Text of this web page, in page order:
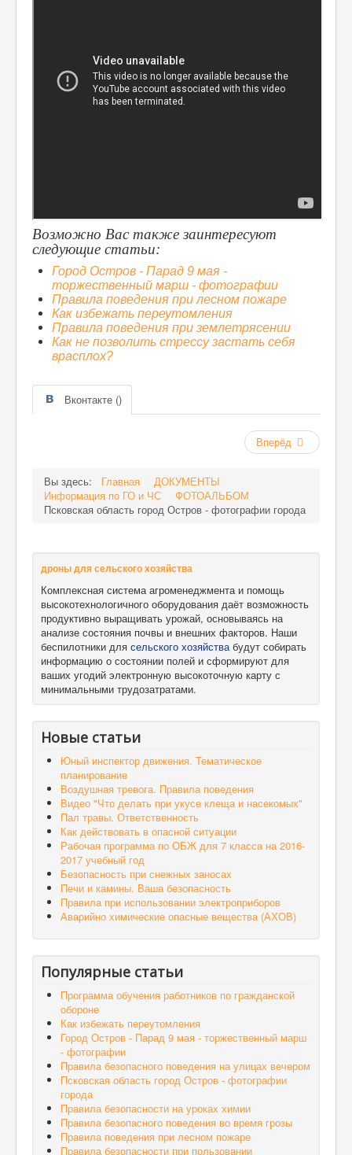
Возможно Вас также заинтересуют
следующие статьи:
Город Остров - Парад 9 мая -
торжественный марш - фотографии
Правила поведения при лесном пожаре
Как избежать переутомления
Правила поведения при землетрясении
Как не позволить стрессу застать себя
врасплох?
Вконтакте ()
Вперёд
Вы здесь: Главная
ДОКУМЕНТЫ
Информация по ГО и ЧС
ФОТОАЛЬБОМ
Псковская область город Остров - фотографии города
дроны для сельского хозяйства
Комплексная система агроменеджмента и помощь
высокотехнологичного оборудования даёт возможность
продуктивно выращивать урожай, основываясь на
анализе состояния почвы и внешних факторов. Наши
беспилотники для сельского хозяйства будут собирать
информацию о состоянии полей и сформируют для
ваших угодий электронную высокоточную карту с
минимальными трудозатратами.
Новые статьи
Юный инспектор движения. Тематическое
планирование
Воздушная тревога. Правила поведения
Видео "Что делать при укусе клеща и насекомых"
Пал травы. Ответственность
Как действовать в опасной ситуации
Рабочая программа по ОБЖ для 7 класса на 2016-
2017 учебный год
Безопасность при снежных заносах
Печи и камины. Ваша безопасность
Правила при использовании электроприборов
Аварийно химические опасные вещества (АХОВ)
Популярные статьи
Программа обучения работников по гражданской
обороне
Как избежать переутомления
Город Остров - Парад 9 мая - торжественный марш
- фотографии
Правила безопасного поведения на улицах вечером
Псковская область город Остров - фотографии
города
Правила безопасности на уроках химии
Правила безопасного поведения во время грозы
Правила поведения при лесном пожаре
Правила безопасности при пользовании